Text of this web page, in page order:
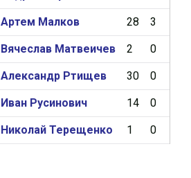
Артем Малков 28 3
Вячеслав Матвеичев 2 0
Александр Ртищев 30 0
Иван Русинович 14 0
Николай Терещенко 1 0